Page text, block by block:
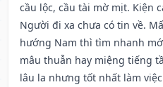
cầu lộc, cầu tài mờ mịt. Kiện
Người đi xa chưa có tin về.
hướng Nam thì tìm nhanh
mâu thuẫn hay miệng tiếng
lâu la nhưng tốt nhất làm